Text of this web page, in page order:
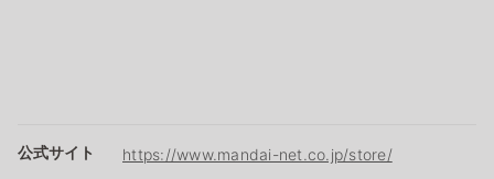
公式サイト https://www.mandai-net.co.jp/store/